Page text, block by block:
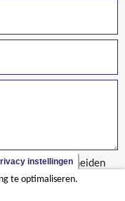
regels of gescheiden
instellingen
te optimaliseren.